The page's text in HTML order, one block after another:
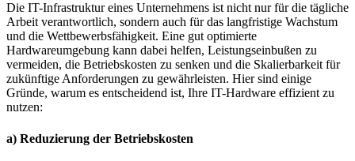
Die IT-Infrastruktur eines Unternehmens ist nicht nur für die tägliche
Arbeit verantwortlich, sondern auch für das langfristige Wachstum
und die Wettbewerbsfähigkeit. Eine gut optimierte
Hardwareumgebung kann dabei helfen, Leistungseinbußen zu
vermeiden, die Betriebskosten zu senken und die Skalierbarkeit für
zukünftige Anforderungen zu gewährleisten. Hier sind einige
Gründe, warum es entscheidend ist, Ihre IT-Hardware effizient zu
nutzen:
a) Reduzierung der Betriebskosten